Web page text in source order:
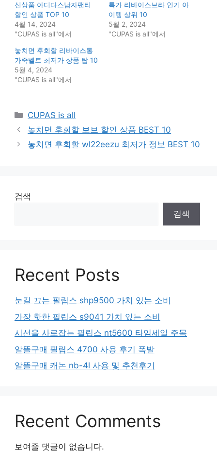
신상품 아디다스남자팬티
할인 상품 TOP 10
4월 14, 2024
"CUPAS is all"에서
특가 리바이스브라 인기 아
이템 상위 10
5월 2, 2024
"CUPAS is all"에서
놓치면 후회할 리바이스통
가죽벨트 최저가 상품 탑 10
5월 4, 2024
"CUPAS is all"에서
Categories
CUPAS is all
놓치면 후회할 보브 할인 상품 BEST 10
놓치면 후회할 wl22eezu 최저가 정보 BEST 10
검색
검색
Recent Posts
눈길 끄는 필립스 shp9500 가치 있는 소비
가장 핫한 필립스 s9041 가치 있는 소비
시선을 사로잡는 필립스 nt5600 타임세일 주목
알뜰구매 필립스 4700 사용 후기 폭발
알뜰구매 캐논 nb-4l 사용 및 추천후기
Recent Comments
보여줄 댓글이 없습니다.